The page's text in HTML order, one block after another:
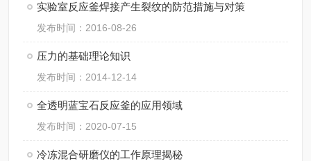
实验室反应釜焊接产生裂纹的防范措施与对策
发布时间：2016-08-26
压力的基础理论知识
发布时间：2014-12-14
全透明蓝宝石反应釜的应用领域
发布时间：2020-07-15
冷冻混合研磨仪的工作原理揭秘